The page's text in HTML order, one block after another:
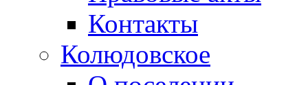
Контакты
Колюдовское